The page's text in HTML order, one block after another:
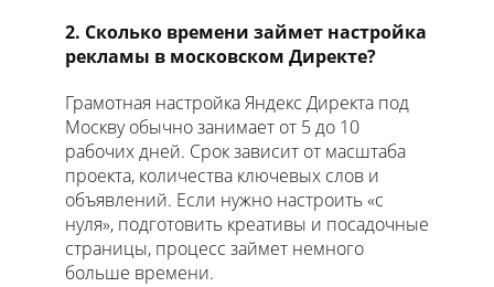
2. Сколько времени займет настройка
рекламы в московском Директе?
Грамотная настройка Яндекс Директа под
Москву обычно занимает от 5 до 10
рабочих дней. Срок зависит от масштаба
проекта, количества ключевых слов и
объявлений. Если нужно настроить «с
нуля», подготовить креативы и посадочные
страницы, процесс займет немного
больше времени.